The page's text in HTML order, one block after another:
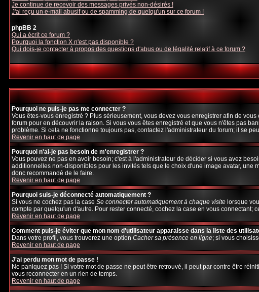
Je continue de recevoir des messages privés non-désirés !
J'ai reçu un e-mail abusif ou de spamming de quelqu'un sur ce forum !
phpBB 2
Qui a écrit ce forum ?
Pourquoi la fonction X n'est pas disponible ?
Qui dois-je contacter à propos des questions d'abus ou de légalité relatif à ce forum ?
Pourquoi ne puis-je pas me connecter ?
Vous êtes-vous enregistré ? Plus sérieusement, vous devez vous enregistrer afin de
forum pour en découvrir la raison. Si vous vous êtes enregistré et que vous n'êtes pas
problème. Si cela ne fonctionne toujours pas, contactez l'administrateur du forum; il se
Revenir en haut de page
Pourquoi n'ai-je pas besoin de m'enregistrer ?
Vous pouvez ne pas en avoir besoin; c'est à l'administrateur de décider si vous avez
additionnelles non-disponibles pour les invités tels que le choix d'une image avatar,
donc recommandé de le faire.
Revenir en haut de page
Pourquoi suis-je déconnecté automatiquement ?
Si vous ne cochez pas la caseSe connecter automatiquement à chaque visitelorsque
compte par quelqu'un d'autre. Pour rester connecté, cochez la case en vous
Revenir en haut de page
Comment puis-je éviter que mon nom d'utilisateur apparaisse dans la liste des
Dans votre profil, vous trouverez une optionCacher sa présence en ligne; si vous
Revenir en haut de page
J'ai perdu mon mot de passe !
Ne paniquez pas ! Si votre mot de passe ne peut être retrouvé, il peut par contre être
vous reconnecter en un rien de temps.
Revenir en haut de page